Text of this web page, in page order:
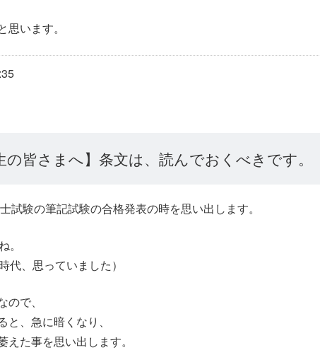
います。
の皆さまへ】条文は、読んでおくべきです。
試験の筆記試験の合格発表の時を思い出します。
代、思っていました）
で、
、急に暗くなり、
た事を思い出します。